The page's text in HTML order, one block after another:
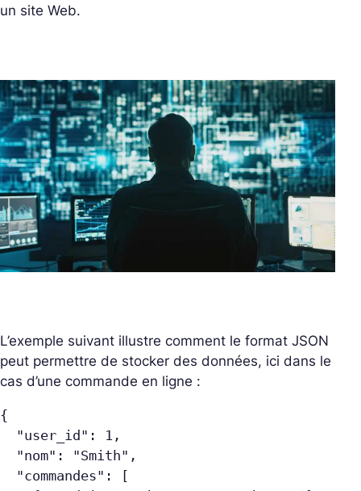
un site Web.
L’exemple suivant illustre comment le format JSON
peut permettre de stocker des données, ici dans le
cas d’une commande en ligne :
{
"user_id": 1,
"nom": "Smith",
"commandes": [